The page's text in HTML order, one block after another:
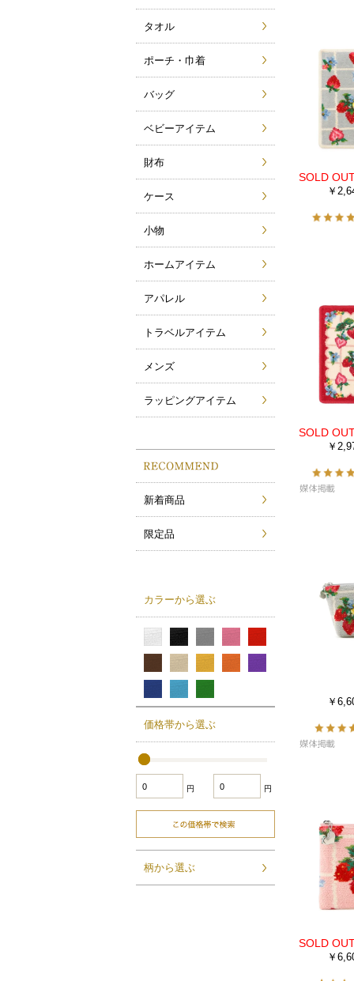
￥
￥
￥
￥
タオル
ポーチ・巾着
バッグ
ベビーアイテム
財布
ケース
小物
ホームアイテム
アパレル
トラベルアイテム
メンズ
ラッピングアイテム
新着商品
限定品
カラーから選ぶ
価格帯から選ぶ
円 円
柄から選ぶ